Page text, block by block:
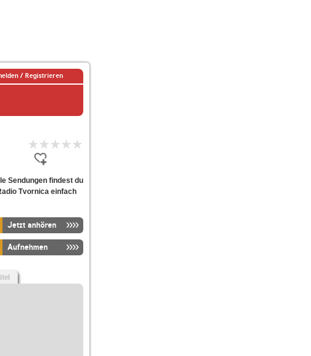
/ Registrieren
Sendungen findest du
Tvornica einfach
Jetzt anhören
Aufnehmen